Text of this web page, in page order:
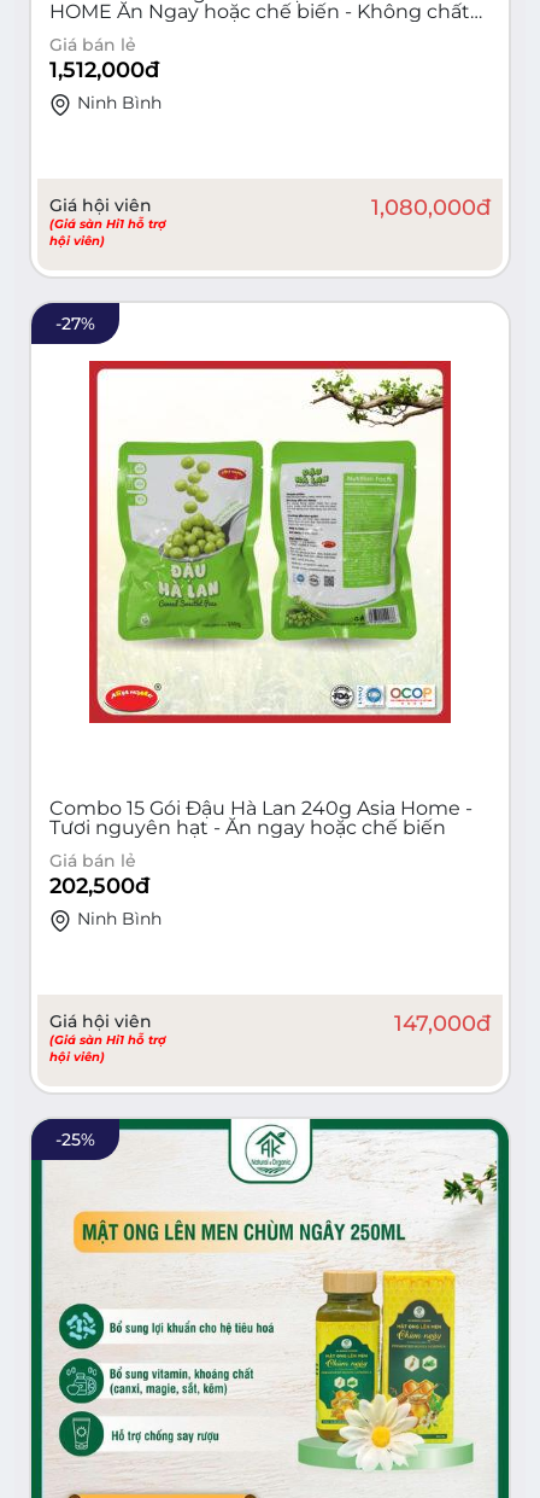
HOME Ăn Ngay hoặc chế biến - Không chất
bảo quản
Giá bán lẻ
1,512,000đ
Ninh Bình
Giá hội viên
(Giá sàn Hi1 hỗ trợ
hội viên)
1,080,000đ
-27%
Combo 15 Gói Đậu Hà Lan 240g Asia Home -
Tươi nguyên hạt - Ăn ngay hoặc chế biến
Giá bán lẻ
202,500đ
Ninh Bình
Giá hội viên
(Giá sàn Hi1 hỗ trợ
hội viên)
147,000đ
-25%